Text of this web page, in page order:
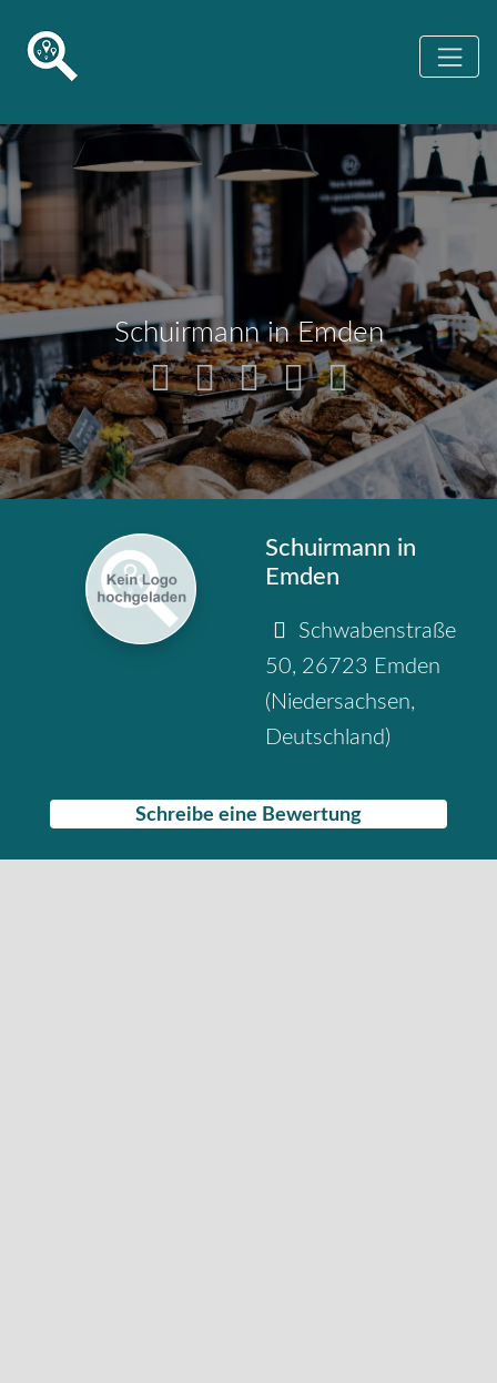
Schuirmann in Emden
Schuirmann in
Emden
Schwabenstraße
50, 26723 Emden
( Niedersachsen,
Deutschland)
Schreibe eine Bewertung